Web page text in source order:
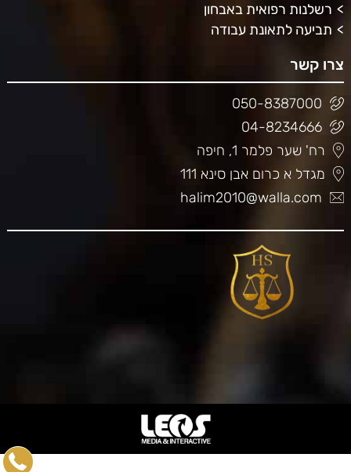
רשלנות רפואית באבחון
תביעה לתאונת עבודה
צרו קשר
050-8387000
04-8234666
רח' שער פלמר 1, חיפה
מגדל א כרום אבן סינא 111
halim2010@walla.com